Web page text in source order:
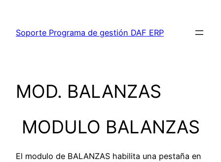
contenido
Soporte Programa de gestión DAF ERP
MOD. BALANZAS
MODULO BALANZAS
El modulo de BALANZAS habilita una pestaña en